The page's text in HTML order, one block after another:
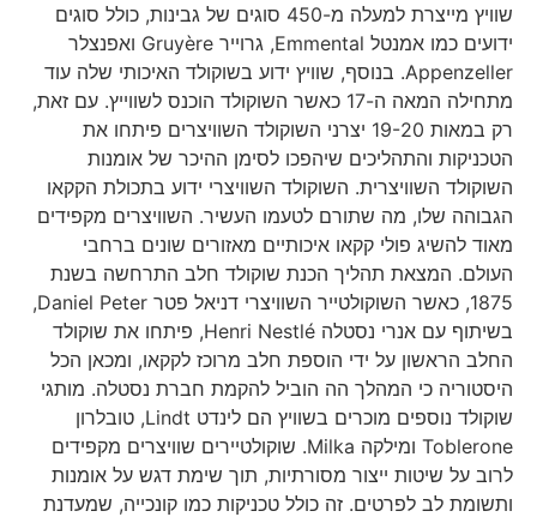
שוויץ מייצרת למעלה מ-450 סוגים של גבינות, כולל סוגים
ידועים כמו אמנטל Emmental, גרוייר Gruyère ואפנצלר
Appenzeller. בנוסף, שוויץ ידוע בשוקולד האיכותי שלה עוד
מתחילה המאה ה-17 כאשר השוקולד הוכנס לשווייץ. עם זאת,
רק במאות 19-20 יצרני השוקולד השוויצרים פיתחו את
הטכניקות והתהליכים שיהפכו לסימן ההיכר של אומנות
השוקולד השוויצרית. השוקולד השוויצרי ידוע בתכולת הקקאו
הגבוהה שלו, מה שתורם לטעמו העשיר. השוויצרים מקפידים
מאוד להשיג פולי קקאו איכותיים מאזורים שונים ברחבי
העולם. המצאת תהליך הכנת שוקולד חלב התרחשה בשנת
1875, כאשר השוקולטייר השוויצרי דניאל פטר Daniel Peter,
בשיתוף עם אנרי נסטלה Henri Nestlé, פיתחו את שוקולד
החלב הראשון על ידי הוספת חלב מרוכז לקקאו, ומכאן הכל
היסטוריה כי המהלך הה הוביל להקמת חברת נסטלה. מותגי
שוקולד נוספים מוכרים בשוויץ הם לינדט Lindt, טובלרון
Toblerone ומילקה Milka. שוקולטיירים שוויצרים מקפידים
לרוב על שיטות ייצור מסורתיות, תוך שימת דגש על אומנות
ותשומת לב לפרטים. זה כולל טכניקות כמו קונכייה, שמעדנת